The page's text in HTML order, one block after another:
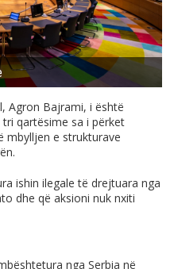
Agron Bajrami, i është
qartësime sa i përket
mbylljen e strukturave
ishin ilegale të drejtuara nga
dhe që aksioni nuk nxiti
nga Serbia në